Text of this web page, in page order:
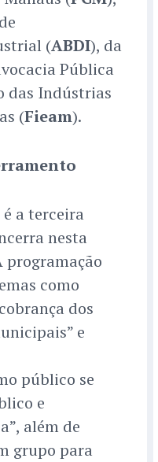
(ABDI), da
Pública
das Indústrias
(Fieam).
a terceira
nesta
como
dos
e
público se
e
além de
grupo para